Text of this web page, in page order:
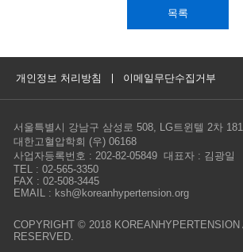
목록
개인정보 처리방침 이메일무단수집거부
서울특별시 강남구 삼성로 508, LG트윈텔 2차
대한고혈압학회 (우) 06168
사업자등록번호 : 202-82-05849 대표자 : 김광일
TEL : 02-565-3350
FAX : 02-508-3445
EMAIL : ksh@koreanhypertension.org
COPYRIGHT © 2018 KOREANHYPERTENSION
RESERVED.